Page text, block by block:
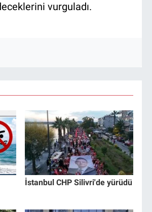
vurguladı.
İstanbul CHP Silivri'de yürüdü